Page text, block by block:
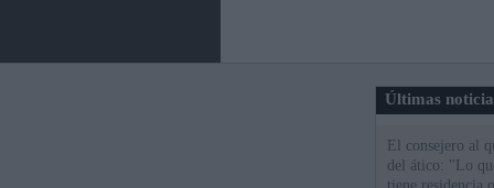
Últimas
El consejero al
del ático: "Lo